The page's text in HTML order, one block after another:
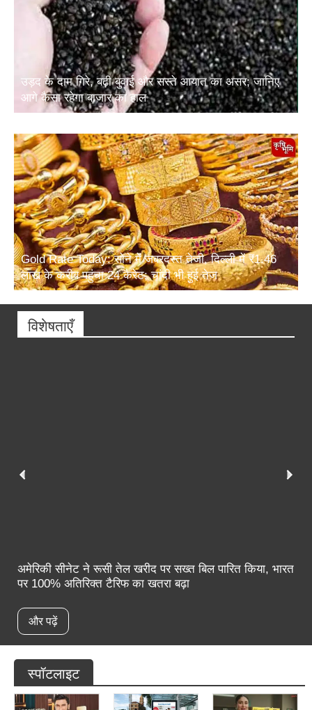
उड़द के दाम गिरे, बढ़ी बुवाई और सस्ते आयात का असर; जानिए
आगे कैसा रहेगा बाजार का हाल
Gold Rate Today: सोने में जबरदस्त तेजी, दिल्ली में ₹1.46
लाख के करीब पहुंचा 24 कैरेट; चांदी भी हुई तेज
विशेषताएँ
अमेरिकी सीनेट ने रूसी तेल खरीद पर सख्त बिल पारित किया, भारत
पर 100% अतिरिक्त टैरिफ का खतरा बढ़ा
और पढ़ें
स्पॉटलाइट